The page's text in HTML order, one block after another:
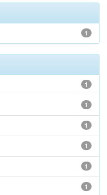
1
1
1
1
1
1
1